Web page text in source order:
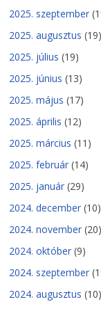
2025. szeptember
2025. augusztus (19)
2025. július (19)
2025. június (13)
2025. május (17)
2025. április (12)
2025. március (11)
2025. február (14)
2025. január (29)
2024. december (10)
2024. november (20)
2024. október (9)
2024. szeptember
2024. augusztus (10)